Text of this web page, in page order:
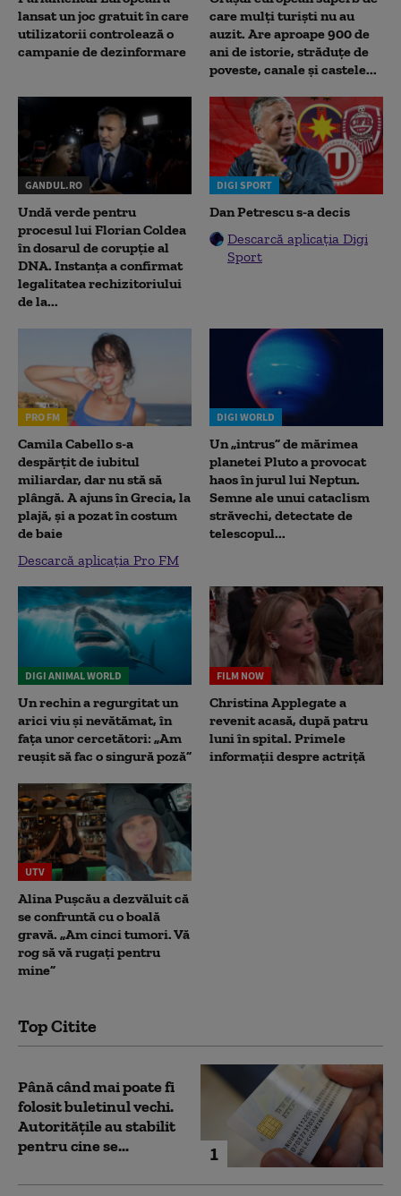
lansat un joc gratuit în care
utilizatorii controlează o
campanie de dezinformare
care mulți turiști nu au
auzit. Are aproape 900 de
ani de istorie, străduțe de
poveste, canale și castele...
GANDUL.RO
Undă verde pentru
procesul lui Florian Coldea
în dosarul de corupție al
DNA. Instanța a confirmat
legalitatea rechizitoriului
de la...
DIGI SPORT
Dan Petrescu s-a decis
Descarcă aplicația Digi
Sport
PRO FM
Camila Cabello s-a
despărțit de iubitul
miliardar, dar nu stă să
plângă. A ajuns în Grecia, la
plajă, și a pozat în costum
de baie
Descarcă aplicația Pro FM
DIGI WORLD
Un „intrus” de mărimea
planetei Pluto a provocat
haos în jurul lui Neptun.
Semne ale unui cataclism
străvechi, detectate de
telescopul...
DIGI ANIMAL WORLD
Un rechin a regurgitat un
arici viu și nevătămat, în
fața unor cercetători: „Am
reușit să fac o singură poză”
FILM NOW
Christina Applegate a
revenit acasă, după patru
luni în spital. Primele
informații despre actriță
UTV
Alina Pușcău a dezvăluit că
se confruntă cu o boală
gravă. „Am cinci tumori. Vă
rog să vă rugați pentru
mine”
Top Citite
1
Până când mai poate fi
folosit buletinul vechi.
Autoritățile au stabilit
pentru cine se...